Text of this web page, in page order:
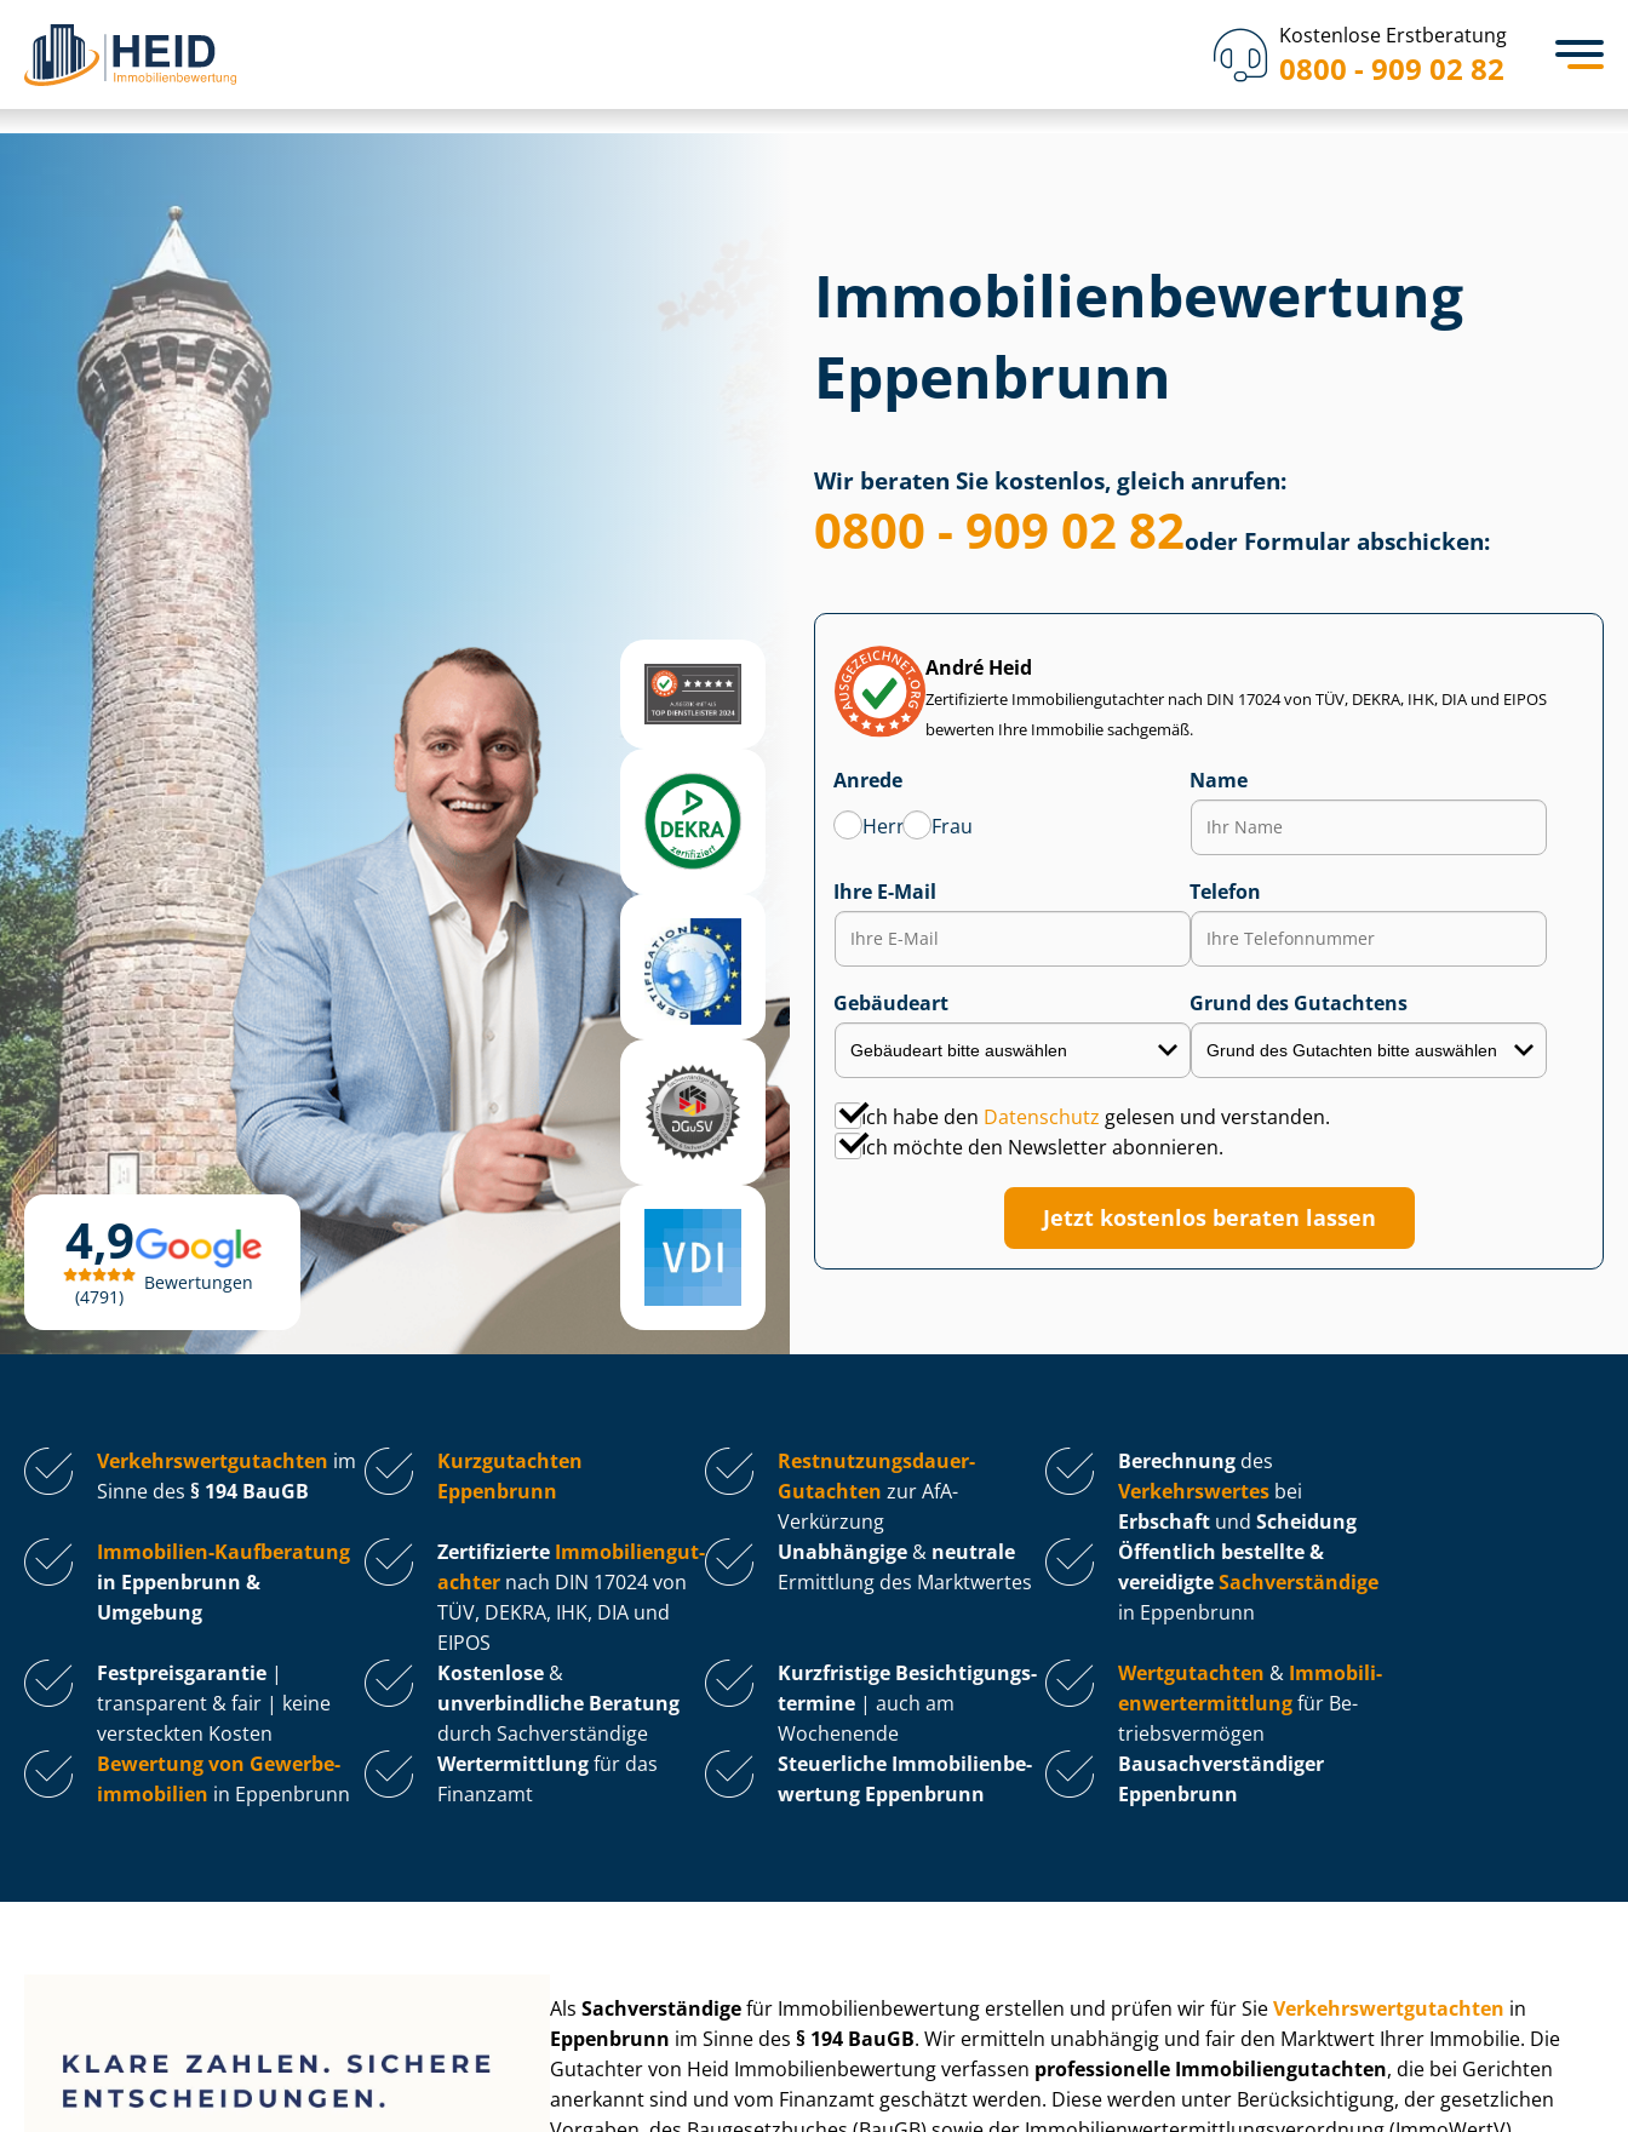
Kostenlose Erstberatung
0800 - 909 02 82
4,9
4791
Bewertungen
Immobilien­bewertung
Eppenbrunn
Wir beraten Sie kostenlos, gleich anrufen:
0800 - 909 02 82oder Formular abschicken:
André Heid
Zertifizierte Im­mo­bi­li­en­gut­ach­ter nach DIN 17024 von TÜV, DEKRA, IHK, DIA und EIPOS
bewerten Ihre Immobilie sachgemäß.
Anrede
Herr
Frau
Name
Ihre E-Mail Telefon
Gebäudeart Grund des Gutachtens
Ich habe den Datenschutz gelesen und verstanden.
Ich möchte den Newsletter abonnieren.
Jetzt kostenlos beraten lassen
Ver­kehrs­wert­gut­ach­ten im
Sinne des § 194 BauGB
Kurzgutachten
Eppenbrunn
Rest­nut­zungs­dau­er-
Gutachten zur AfA-
Verkürzung
Berechnung des
Verkehrswertes bei
Erbschaft und Scheidung
Immobilien-Kaufberatung
in Eppenbrunn &
Umgebung
Zertifizierte Im­mo­bi­li­en­gut­
ach­ter nach DIN 17024 von
TÜV, DEKRA, IHK, DIA und
EIPOS
Unabhängige & neutrale
Ermittlung des Marktwertes
Öffentlich bestellte &
vereidigteSachverständige
in Eppenbrunn
Fest­preis­ga­ran­tie |
transparent & fair | keine
versteckten Kosten
Kostenlose &
unverbindliche Beratung
durch Sachverständige
Kurzfristige Be­sich­ti­gungs­
ter­mi­ne | auch am
Wochenende
Wertgutachten & Im­mo­bi­li­
en­wert­ermitt­lungfür Be­
triebs­ver­mö­gen
Bewertung von Ge­wer­be­
im­mo­bi­li­en in Eppenbrunn
Wertermittlungfür das
Finanzamt
Steuerliche Im­mo­bi­li­en­be­
wer­tung Eppenbrunn
Bau­sach­ver­stän­di­ger
Eppenbrunn
AlsSachverständigefür Im­mo­bi­li­en­be­wer­tung erstellen und prüfen wir für SieVer­kehrs­wert­gut­ach­ten in
Eppenbrunn im Sinne des§ 194 BauGB. Wir ermitteln unabhängig und fair den Marktwert Ihrer Immobilie. Die
Gutachter von Heid Im­mo­bi­li­en­be­wer­tung verfassen professionelle Im­mo­bi­li­en­gut­ach­ten, die bei Gerichten
anerkannt sind und vom Finanzamt geschätzt werden. Diese werden unter Be­rück­sich­ti­gung, der gesetzlichen